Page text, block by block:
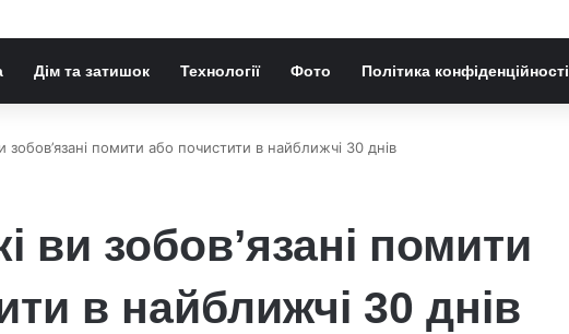
Дім та затишок Технології Фото Політика конфіденційності
зобов’язані помити або почистити в найближчі 30 днів
ви зобов’язані помити
в найближчі 30 днів